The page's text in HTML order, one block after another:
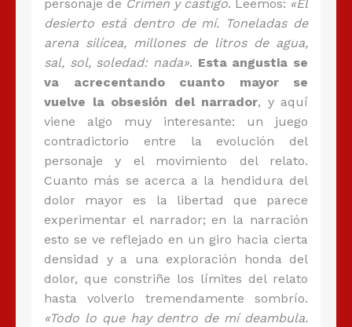
personaje de Crimen y castigo. Leemos: «El
desierto está dentro de mí. Toneladas de
arena silícea, millones de litros de agua,
sal, sol, soledad: nada». Esta angustia se
va acrecentando cuanto mayor se
vuelve la obsesión del narrador, y aquí
viene algo muy interesante: un juego
contradictorio entre la evolución del
personaje y el movimiento del relato.
Cuanto más se acerca a la hendidura del
dolor mayor es la libertad que parece
experimentar el narrador; en la narración
esto se ve reflejado en un giro hacia cierta
densidad y a una exploración honda del
dolor, que constriñe los límites del relato
hasta volverlo tremendamente sombrío.
«Todo lo que hay dentro de mí deambula.